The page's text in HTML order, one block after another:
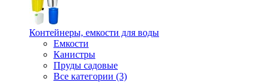
Контейнеры, емкости для воды
Емкости
Канистры
Пруды садовые
Все категории (3)